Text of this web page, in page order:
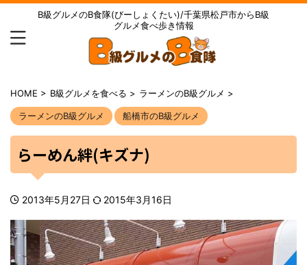
B級グルメのB食隊(びーしょくたい)/千葉県松戸市からB級
グルメ食べ歩き情報
HOME > B級グルメを食べる > ラーメンのB級グルメ >
ラーメンのB級グルメ 船橋市のB級グルメ
らーめん絆(キズナ)
2013年5月27日 2015年3月16日